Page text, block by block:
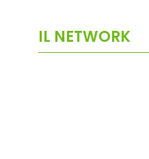
IL NETWORK